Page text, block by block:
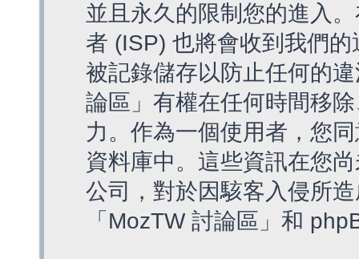
並且永久的限制您的進入
者 (ISP) 也將會收到我們
被記錄儲存以防止任何的
論區」有權在任何時間移
力。作為一個使用者，您
資料庫中。這些資訊在您
公司，對於因駭客入侵所
「MozTW 討論區」和